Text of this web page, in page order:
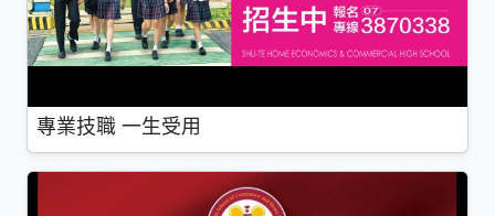
專業技職 一生受用